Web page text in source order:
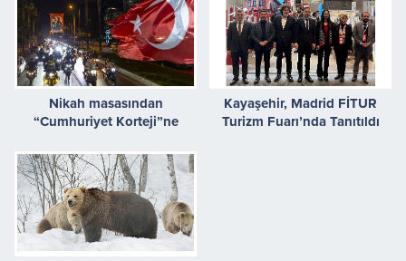
Nikah masasından
“Cumhuriyet Korteji”ne
Kayaşehir, Madrid FİTUR
Turizm Fuarı’nda Tanıtıldı